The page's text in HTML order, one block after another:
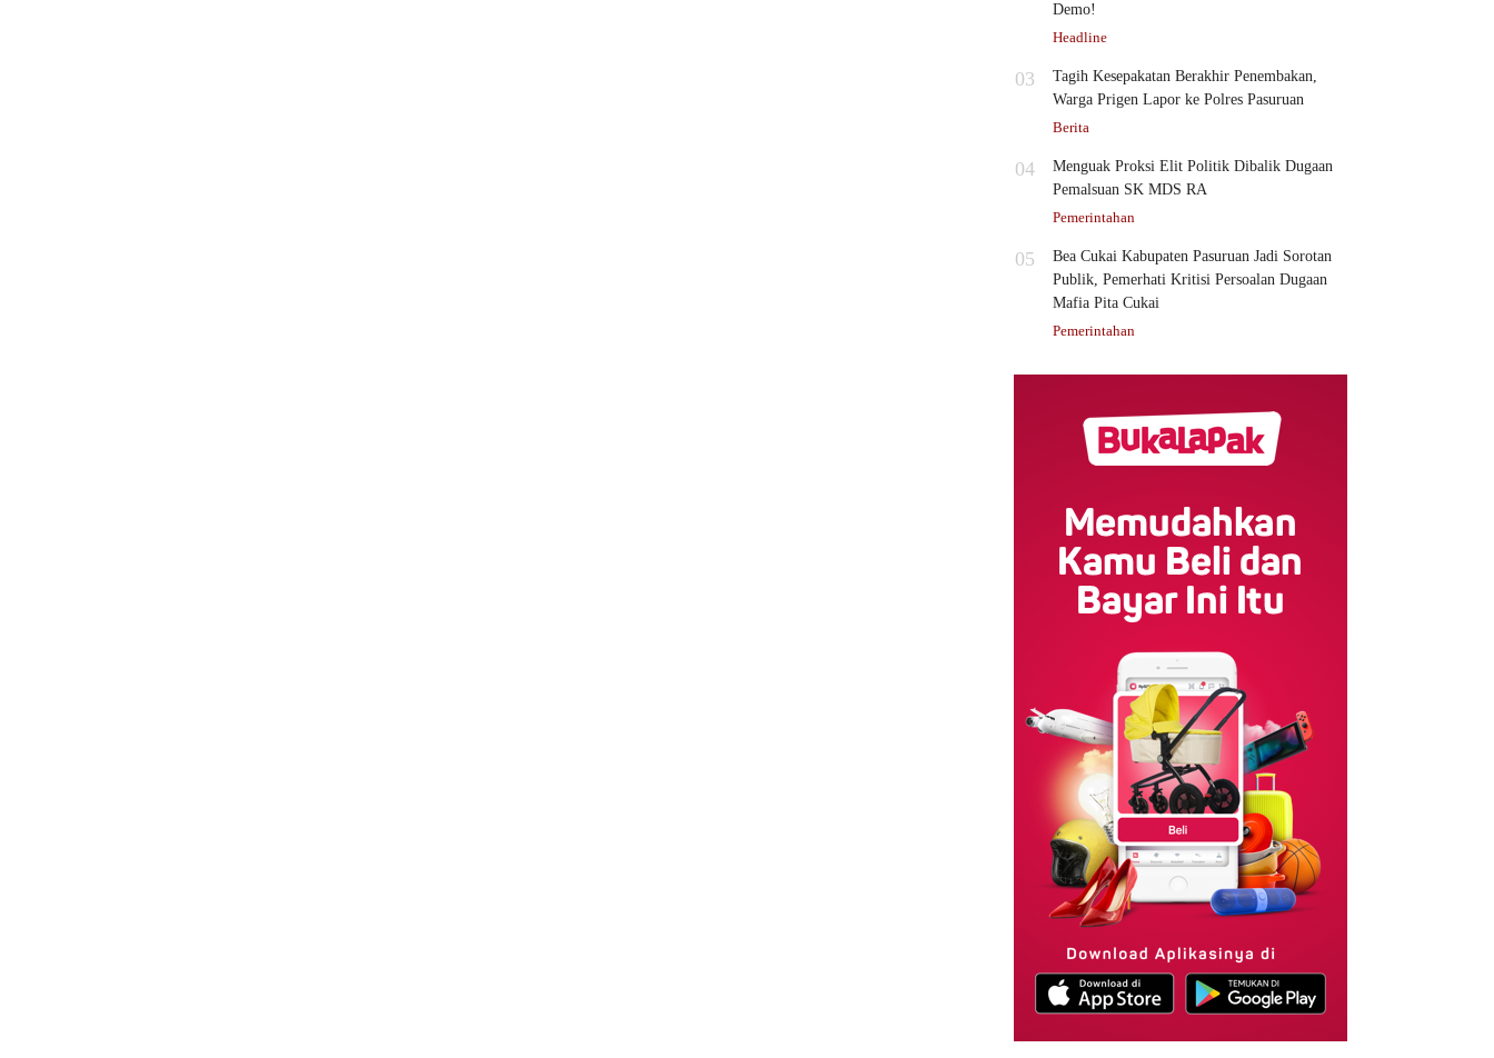
Demo!
Headline
03
Tagih Kesepakatan Berakhir Penembakan,
Warga Prigen Lapor ke Polres Pasuruan
Berita
04
Menguak Proksi Elit Politik Dibalik Dugaan
Pemalsuan SK MDS RA
Pemerintahan
05
Bea Cukai Kabupaten Pasuruan Jadi Sorotan
Publik, Pemerhati Kritisi Persoalan Dugaan
Mafia Pita Cukai
Pemerintahan